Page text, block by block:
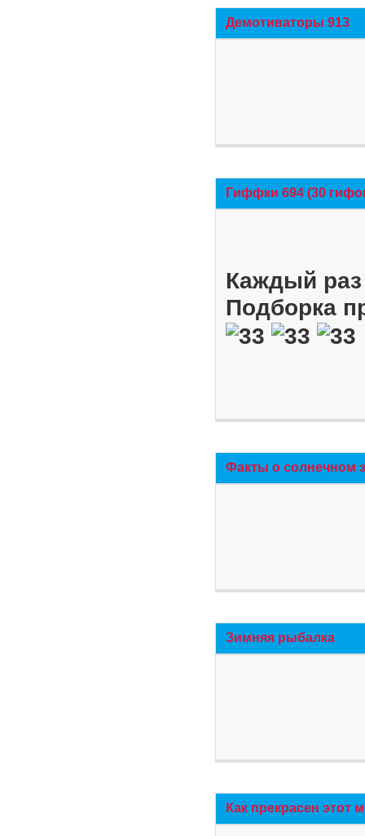
Демотиваторы 913
Гиффки 694 (30
Каждый
Подборка
Факты о солнечном
Зимняя рыбалка
Как прекрасен этот